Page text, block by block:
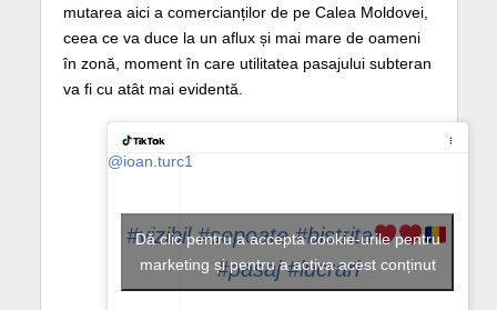
mutarea aici a comercianților de pe Calea Moldovei,
ceea ce va duce la un aflux și mai mare de oameni
în zonă, moment în care utilitatea pasajului subteran
va fi cu atât mai evidentă.
@ioan.turc1
#vizibil #sepoate #bistrita
#pasaj #lucrari
Dă clic pentru a accepta cookie-urile pentru
marketing și pentru a activa acest conținut